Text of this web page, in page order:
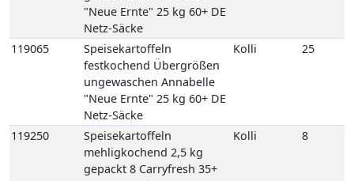
Speisekartoffeln
mehligkochend 2,5 kg
gepackt 8 Carryfresh 35+
DE GP H-grün
Speisekartoffeln
mehligkochend Sunita 12,5
kg 35+ DE Netz-Säcke
118780
Speisekartoffeln
mehligkochend Sunita 25
kg 35+ DE Netz-Säcke
Kolli 25